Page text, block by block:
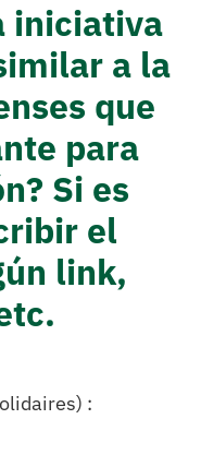
iniciativa
a la
que
para
Si es
el
link,
: